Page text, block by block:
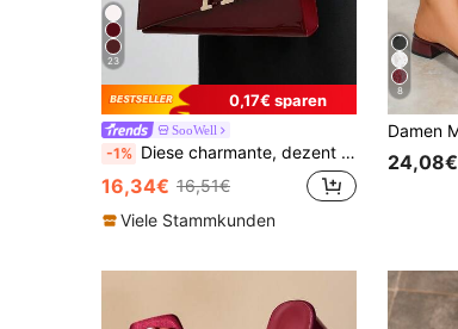
23
0,17€ sparen
SooWell
-1% Diese charmante, dezent luxuriöse einfarbige Spiegel-PU-Leder-Clutch ist leicht und tragbar, was sie zu einer idealen Wahl für Teenager, Frauen, Studentinnen, junge Berufstätige und Büroangestellte für Geschäft, Pendeln, Partys, Hochzeiten, Bälle und Abendveranstaltungen macht.
16,34€ 16,51€
Viele Stammkunden
8
24,08€